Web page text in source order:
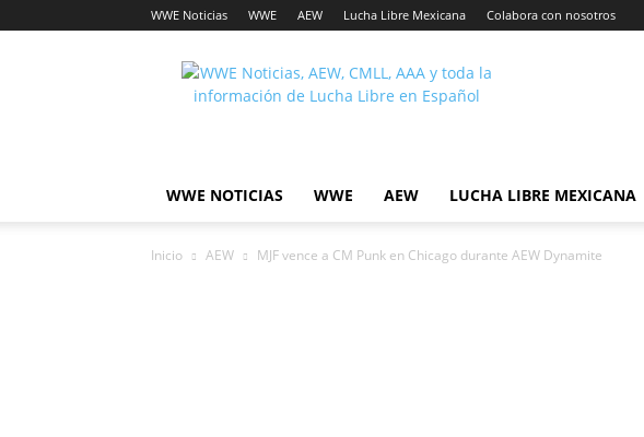
WWE Noticias WWE AEW Lucha Libre Mexicana Colabora con nosotros
Lucha
Noticias
WWE NOTICIAS WWE AEW LUCHA LIBRE MEXICANA
Inicio AEW MJF vence a CM Punk en Chicago durante AEW Dynamite